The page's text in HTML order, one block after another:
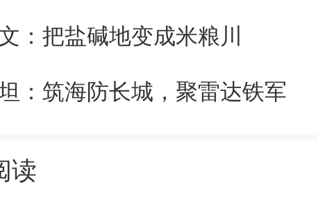
备案表》。该备案表在《国家
退（免）税申报有关问题的公
口退（免）税管理类型”依据资
：把盐碱地变成米粮川
：筑海防长城，聚雷达铁军
读